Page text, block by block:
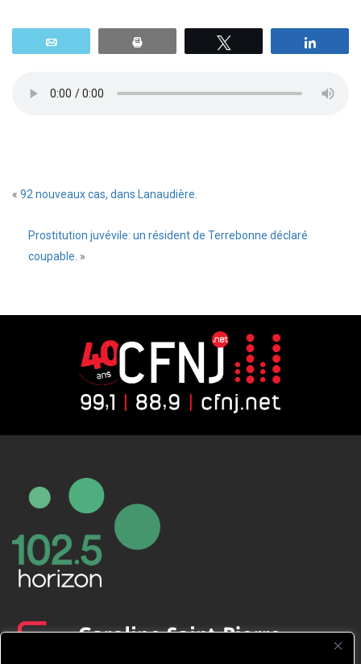
« 92 nouveaux cas, dans Lanaudière.
Prostitution juvévile: un résident de Terrebonne déclaré
coupable. »